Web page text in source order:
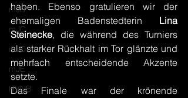
mJB
mJC
mJD
mJE
HVNB
haben. Ebenso gratulieren wir der
ehemaligen Badenstedterin Lina
Steinecke, die während des Turniers
als starker Rückhalt im Tor glänzte und
mehrfach entscheidende Akzente
setzte.
Das Finale war der krönende